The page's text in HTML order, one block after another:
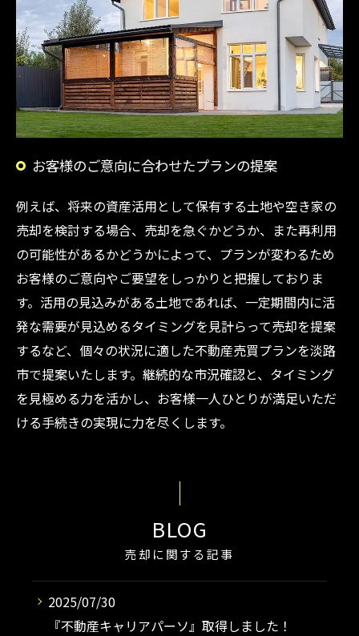
お客様のご意向に合わせたプランの提案
例えば、将来の資産活用として保有する土地や空き家の
売却を検討する場合、売却を急ぐかどうか、また再利用
の可能性があるかどうかによって、プランが変わるため
お客様のご意向やご要望をしっかりと把握しておりま
す。活用の見込みがある土地であれば、一定期間内に活
発な需要が見込めるタイミングを見計らって売却を提案
するなど、個々の状況に適した不動産売買プランを淡路
市で提案いたします。継続的な市況確認と、タイミング
を見極める力を活かし、お客様一人ひとりが満足いただ
ける手続きの実現に力を尽くします。
売却に関する記事
BLOG
2025/07/30
『不動産キャリアパーソ』取得しました！